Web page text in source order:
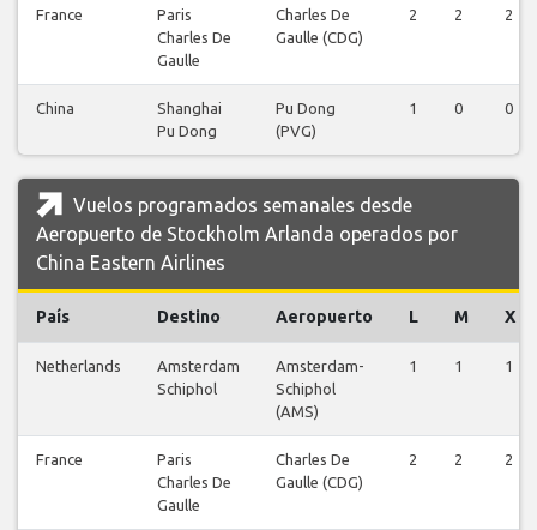
France
Paris
Charles De
Gaulle
Charles De
Gaulle (CDG)
2 2 2
China
Shanghai
Pu Dong
Pu Dong
(PVG)
1 0 0
Vuelos programados semanales desde
Aeropuerto de Stockholm Arlanda operados por
China Eastern Airlines
País Destino Aeropuerto L M X
Netherlands
Amsterdam
Schiphol
Amsterdam-
Schiphol
(AMS)
1 1 1
France
Paris
Charles De
Gaulle
Charles De
Gaulle (CDG)
2 2 2